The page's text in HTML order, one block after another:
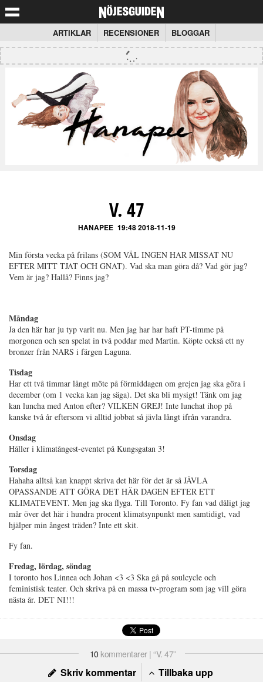
ARTIKLAR RECENSIONER BLOGGAR
V. 47
HANAPEE 19:48 2018-11-19
Min första vecka på frilans (SOM VÄL INGEN HAR MISSAT NU
EFTER MITT TJAT OCH GNAT). Vad ska man göra då? Vad gör jag?
Vem är jag? Hallå? Finns jag?
Måndag
Ja den här har ju typ varit nu. Men jag har har haft PT-timme på
morgonen och sen spelat in två poddar med Martin. Köpte också ett ny
bronzer från NARS i färgen Laguna.
Tisdag
Har ett två timmar långt möte på förmiddagen om grejen jag ska göra i
december (om 1 vecka kan jag säga). Det ska bli mysigt! Tänk om jag
kan luncha med Anton efter? VILKEN GREJ! Inte lunchat ihop på
kanske två år eftersom vi alltid jobbat så jävla långt ifrån varandra.
Onsdag
Håller i klimatångest-eventet på Kungsgatan 3!
Torsdag
Hahaha alltså kan knappt skriva det här för det är så JÄVLA
OPASSANDE ATT GÖRA DET HÄR DAGEN EFTER ETT
KLIMATEVENT. Men jag ska flyga. Till Toronto. Fy fan vad dåligt jag
mår över det här i hundra procent klimatsynpunkt men samtidigt, vad
hjälper min ångest träden? Inte ett skit.
Fy fan.
Fredag, lördag, söndag
I toronto hos Linnea och Johan <3 <3 Ska gå på soulcycle och
feministisk teater. Och skriva på en massa tv-program som jag vill göra
nästa år. DET NI!!!
10 kommentarer | “V. 47”
Skriv kommentar Tillbaka upp